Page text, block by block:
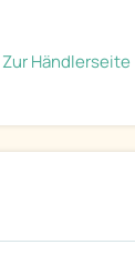
Zur Händlerseite